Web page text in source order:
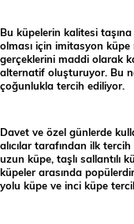
Bu küpelerin kalitesi
olması için imitasyon
gerçeklerini maddi olarak
alternatif oluşturuyor. Bu
çoğunlukla tercih ediliyor.
Davet ve özel günlerde
alıcılar tarafından ilk
uzun küpe, taşlı sallantılı
küpeler arasında
yolu küpe ve inci küpe